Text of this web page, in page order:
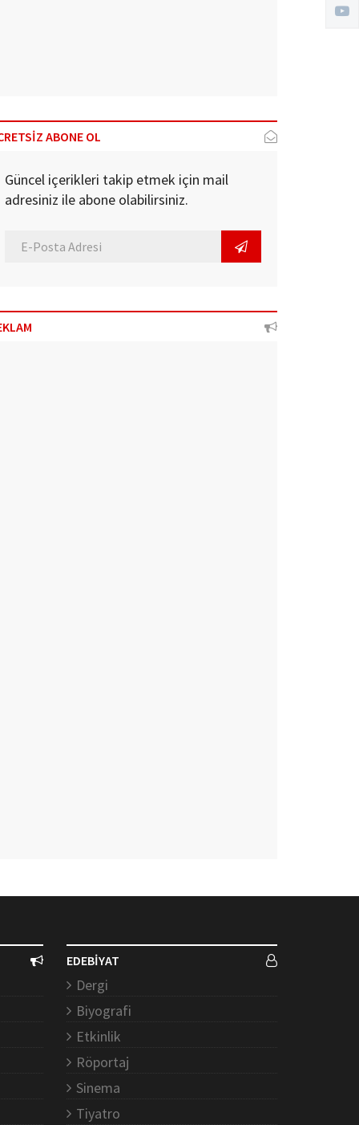
ABONE OL
Güncel içerikleri takip etmek için mail
adresiniz ile abone olabilirsiniz.
EDEBİYAT
Dergi
Biyografi
Etkinlik
Röportaj
Sinema
Tiyatro